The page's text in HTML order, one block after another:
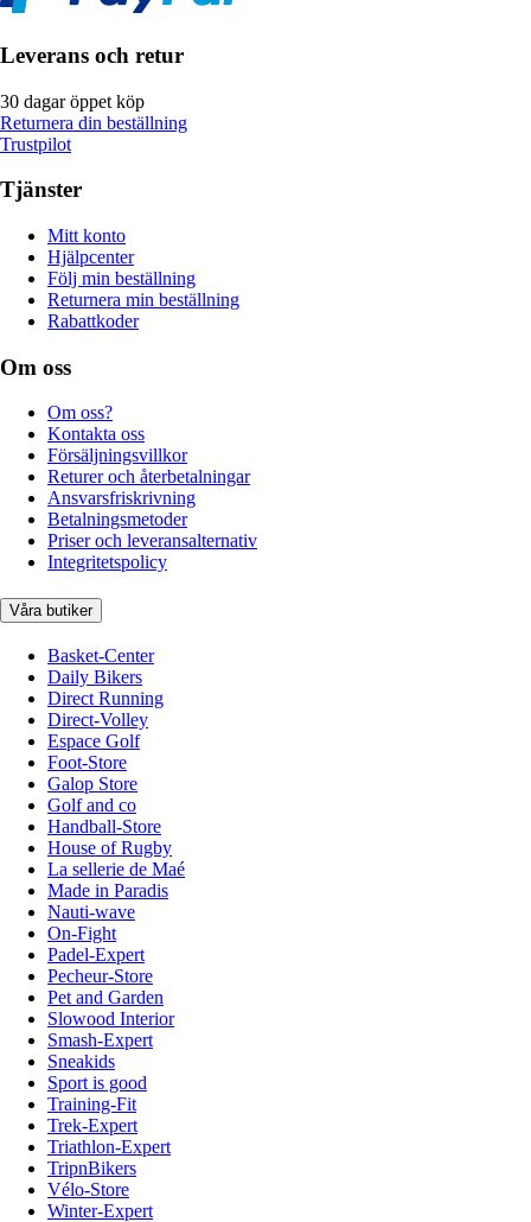
Leverans och retur
30 dagar öppet köp
Returnera din beställning
Trustpilot
Tjänster
Mitt konto
Hjälpcenter
Följ min beställning
Returnera min beställning
Rabattkoder
Om oss
Om oss?
Kontakta oss
Försäljningsvillkor
Returer och återbetalningar
Ansvarsfriskrivning
Betalningsmetoder
Priser och leveransalternativ
Integritetspolicy
Våra butiker
Basket-Center
Daily Bikers
Direct Running
Direct-Volley
Espace Golf
Foot-Store
Galop Store
Golf and co
Handball-Store
House of Rugby
La sellerie de Maé
Made in Paradis
Nauti-wave
On-Fight
Padel-Expert
Pecheur-Store
Pet and Garden
Slowood Interior
Smash-Expert
Sneakids
Sport is good
Training-Fit
Trek-Expert
Triathlon-Expert
TripnBikers
Vélo-Store
Winter-Expert